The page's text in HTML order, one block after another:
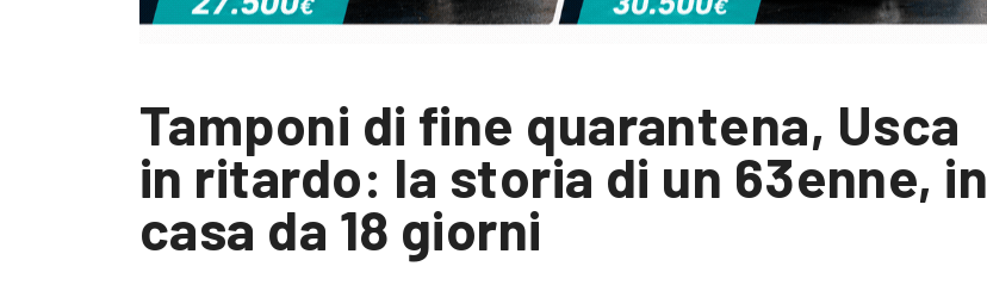
Tamponi di fine quarantena, Usca
in ritardo: la storia di un 63enne, in
casa da 18 giorni